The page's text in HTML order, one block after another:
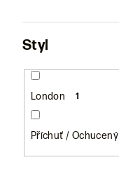
Styl
London 1
Příchuť / Ochucený